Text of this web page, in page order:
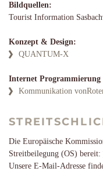
Bildquellen:
Tourist Information
Konzept & Design:
QUANTUM-X
Internet Programmierung
Kommunikation
Die Europäische
Streitbeilegung (OS) bereit:
Unsere E-Mail-Adresse